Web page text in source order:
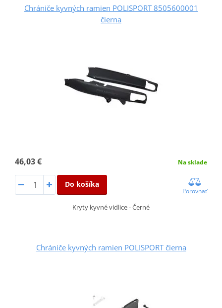
Chrániče kyvných ramien POLISPORT 8505600001
čierna
46,03 € Na sklade
Do košíka
Porovnať
Kryty kyvné vidlice - Černé
Chrániče kyvných ramien POLISPORT čierna